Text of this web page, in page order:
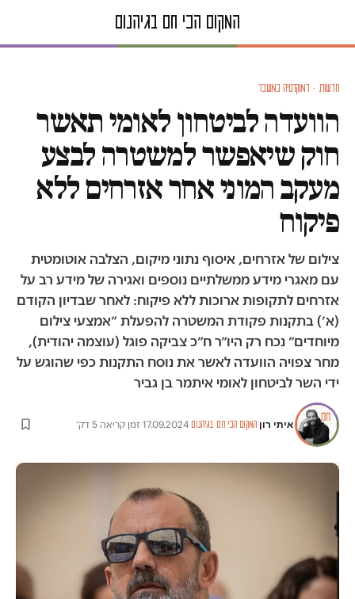
חדשות · דמוקרטיה במשבר
הוועדה לביטחון לאומי תאשר
חוק שיאפשר למשטרה לבצע
מעקב המוני אחר אזרחים ללא
פיקוח
צילום של אזרחים, איסוף נתוני מיקום, הצלבה אוטומטית
עם מאגרי מידע ממשלתיים נוספים ואגירה של מידע רב על
אזרחים לתקופות ארוכות ללא פיקוח: לאחר שבדיון הקודם
(א׳) בתקנות פקודת המשטרה להפעלת ״אמצעי צילום
מיוחדים״ נכח רק היו״ר ח״כ צביקה פוגל (עוצמה יהודית),
מחר צפויה הוועדה לאשר את נוסח התקנות כפי שהוגש על
ידי השר לביטחון לאומי איתמר בן גביר
איתי רון·המקום הכי חם בגיהנום·
17.09.2024
·זמן קריאה 5 דק׳